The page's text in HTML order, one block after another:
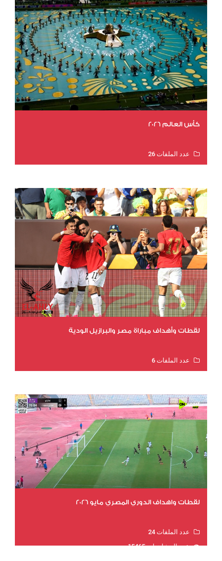
كأس العالم 2026
عدد الملفات 26
لقطات وأهداف مباراة مصر والبرازيل الودية
عدد الملفات 6
لقطات واهداف الدوري المصري مايو 2026
عدد الملفات 24
عدد المشاهدات 15465